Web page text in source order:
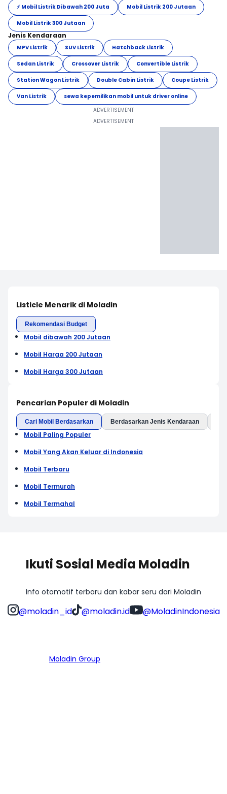
⚡ Mobil Listrik Dibawah 200 Juta Mobil Listrik 200 Jutaan
Mobil Listrik 300 Jutaan
Jenis Kendaraan
MPV Listrik SUV Listrik Hatchback Listrik
Sedan Listrik Crossover Listrik Convertible Listrik
Station Wagon Listrik Double Cabin Listrik Coupe Listrik
Van Listrik sewa kepemilikan mobil untuk driver online
Listicle Menarik di Moladin
Rekomendasi Budget
Mobil dibawah 200 Jutaan
Mobil Harga 200 Jutaan
Mobil Harga 300 Jutaan
Pencarian Populer di Moladin
Cari Mobil Berdasarkan Berdasarkan Jenis Kendaraan
Mobil Paling Populer
Mobil Yang Akan Keluar di Indonesia
Mobil Terbaru
Mobil Termurah
Mobil Termahal
Ikuti Sosial Media Moladin
Info otomotif terbaru dan kabar seru dari Moladin
@moladin_id @moladin.id @MoladinIndonesia
Moladin Group